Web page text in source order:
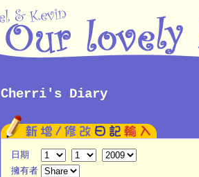
Cherri's Diary
日期
擁有者